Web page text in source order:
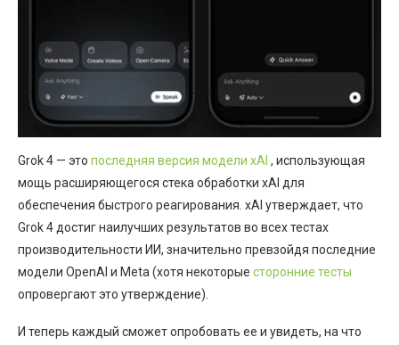
Grok 4 — это последняя версия модели xAI , использующая
мощь расширяющегося стека обработки xAI для
обеспечения быстрого реагирования. xAI утверждает, что
Grok 4 достиг наилучших результатов во всех тестах
производительности ИИ, значительно превзойдя последние
модели OpenAI и Meta (хотя некоторые сторонние тесты
опровергают это утверждение).
И теперь каждый сможет опробовать ее и увидеть, на что